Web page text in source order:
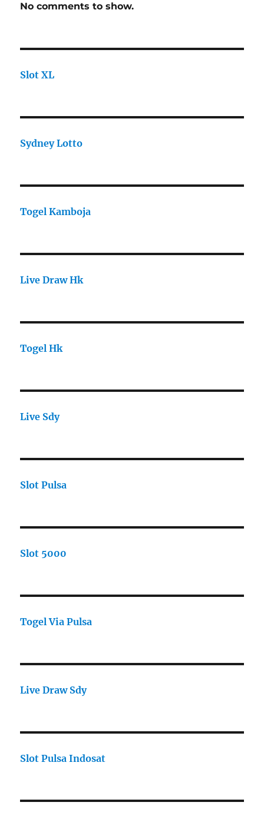
No comments to show.
Slot XL
Sydney Lotto
Togel Kamboja
Live Draw Hk
Togel Hk
Live Sdy
Slot Pulsa
Slot 5000
Togel Via Pulsa
Live Draw Sdy
Slot Pulsa Indosat